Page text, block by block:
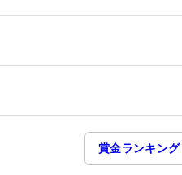
賞金ランキング